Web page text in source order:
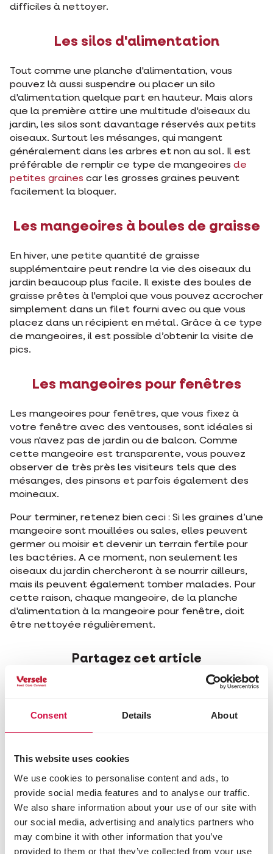
Consent Details About
This website uses cookies
We use cookies to personalise content and ads, to
provide social media features and to analyse our traffic.
We also share information about your use of our site with
our social media, advertising and analytics partners who
may combine it with other information that you’ve
provided to them or that they’ve collected from your use
difficiles à nettoyer.
Les silos d'alimentation
Tout comme une planche d'alimentation, vous
pouvez là aussi suspendre ou placer un silo
d'alimentation quelque part en hauteur. Mais alors
que la première attire une multitude d'oiseaux du
jardin, les silos sont davantage réservés aux petits
oiseaux. Surtout les mésanges, qui mangent
généralement dans les arbres et non au sol. Il est
préférable de remplir ce type de mangeoires de
petites graines car les grosses graines peuvent
facilement la bloquer.
Les mangeoires à boules de graisse
En hiver, une petite quantité de graisse
supplémentaire peut rendre la vie des oiseaux du
jardin beaucoup plus facile. Il existe des boules de
graisse prêtes à l'emploi que vous pouvez accrocher
simplement dans un filet fourni avec ou que vous
placez dans un récipient en métal. Grâce à ce type
de mangeoires, il est possible d’obtenir la visite de
pics.
Les mangeoires pour fenêtres
Les mangeoires pour fenêtres, que vous fixez à
votre fenêtre avec des ventouses, sont idéales si
vous n'avez pas de jardin ou de balcon. Comme
cette mangeoire est transparente, vous pouvez
observer de très près les visiteurs tels que des
mésanges, des pinsons et parfois également des
moineaux.
Pour terminer, retenez bien ceci : Si les graines d’une
mangeoire sont mouillées ou sales, elles peuvent
germer ou moisir et devenir un terrain fertile pour
les bactéries. A ce moment, non seulement les
oiseaux du jardin chercheront à se nourrir ailleurs,
mais ils peuvent également tomber malades. Pour
cette raison, chaque mangeoire, de la planche
d'alimentation à la mangeoire pour fenêtre, doit
être nettoyée régulièrement.
Partagez cet article
Partagez sur
Partagez
Sélectionné pour vous